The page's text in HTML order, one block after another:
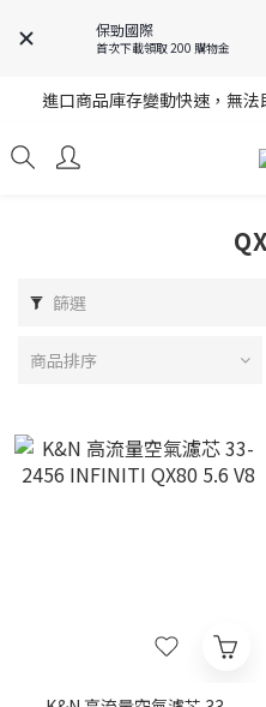
保勁國際
首次下載領取 200 購物金
註冊就送購物金
註冊就送購物金，
進口商品庫存變動快速，無
註冊就送購物金
篩選
商品排序